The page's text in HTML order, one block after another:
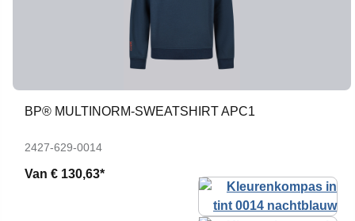
BP® MULTINORM-SWEATSHIRT APC1
2427-629-0014
Van € 130,63*